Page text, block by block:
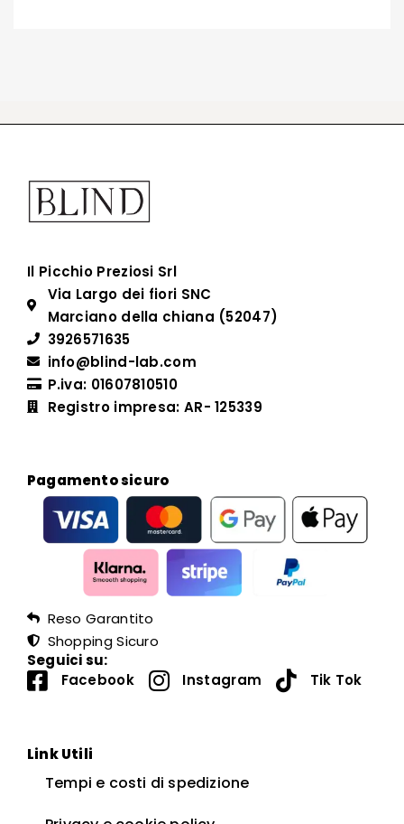
Il Picchio Preziosi Srl
Via Largo dei fiori SNC
Marciano della chiana (52047)
3926571635
info@blind-lab.com
P.iva: 01607810510
Registro impresa: AR- 125339
Pagamento sicuro
Reso Garantito
Shopping Sicuro
Seguici su:
Facebook
Instagram Tik Tok
Link Utili
Tempi e costi di spedizione